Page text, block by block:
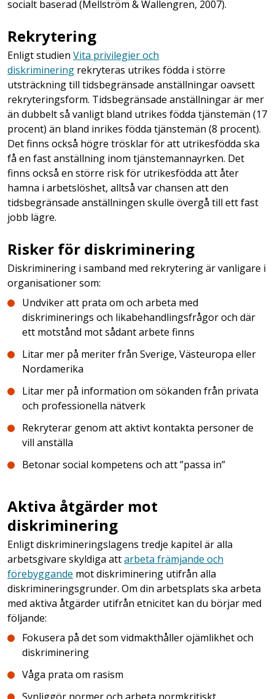
socialt baserad (Mellström & Wallengren, 2007).
Rekrytering
Enligt studien Vita privilegier och
diskriminering rekryteras utrikes födda i större
utsträckning till tidsbegränsade anställningar oavsett
rekryteringsform. Tidsbegränsade anställningar är mer
än dubbelt så vanligt bland utrikes födda tjänstemän (17
procent) än bland inrikes födda tjänstemän (8 procent).
Det finns också högre trösklar för att utrikesfödda ska
få en fast anställning inom tjänstemannayrken. Det
finns också en större risk för utrikesfödda att åter
hamna i arbetslöshet, alltså var chansen att den
tidsbegränsade anställningen skulle övergå till ett fast
jobb lägre.
Risker för diskriminering
Diskriminering i samband med rekrytering är vanligare i
organisationer som:
Undviker att prata om och arbeta med
diskriminerings och likabehandlingsfrågor och där
ett motstånd mot sådant arbete finns
Litar mer på meriter från Sverige, Västeuropa eller
Nordamerika
Litar mer på information om sökanden från privata
och professionella nätverk
Rekryterar genom att aktivt kontakta personer de
vill anställa
Betonar social kompetens och att ”passa in”
Aktiva åtgärder mot
diskriminering
Enligt diskrimineringslagens tredje kapitel är alla
arbetsgivare skyldiga attarbeta främjande och
förebyggande mot diskriminering utifrån alla
diskrimineringsgrunder. Om din arbetsplats ska arbeta
med aktiva åtgärder utifrån etnicitet kan du börjar med
följande:
Fokusera på det som vidmakthåller ojämlikhet och
diskriminering
Våga prata om rasism